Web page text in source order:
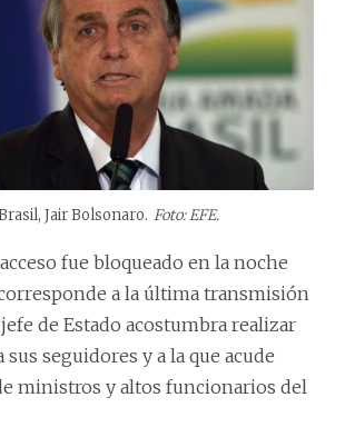
Jair Bolsonaro. Foto: EFE.
fue bloqueado en la noche
a la última transmisión
de Estado acostumbra realizar
sus seguidores y a la que acude
ministros y altos funcionarios del